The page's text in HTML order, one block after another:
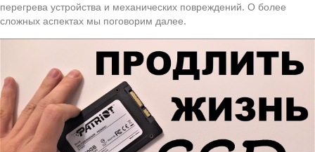
перегрева устройства и механических повреждений. О более
сложных аспектах мы поговорим далее.